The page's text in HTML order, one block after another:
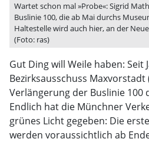
Wartet schon mal »Probe«: Sigrid
Buslinie 100, die ab Mai durchs
Haltestelle wird auch hier, an der
(Foto: ras)
Gut Ding will Weile haben: Seit
Bezirksausschuss Maxvorstadt
Verlängerung der Buslinie 100
Endlich hat die Münchner
grünes Licht gegeben: Die
werden voraussichtlich ab